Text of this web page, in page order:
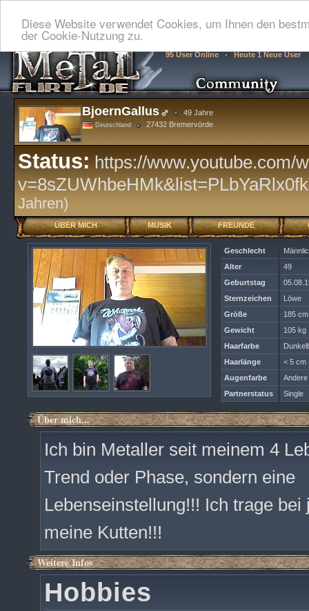
Diese Website verwendet Cookies, um Ihnen den
der Cookie-Nutzung zu.
95 User Online Heute 1 Neue User
BjoernGallus 49 Jahre
Deutschland 27432 Bremervörde
Status:https://www.youtube.com/
Jahren)
ÜBER MICH MUSIK FREUNDE
Geschlecht
Alter
49
Geburtstag
Sternzeichen
Löwe
Größe
185 cm
Gewicht
105 kg
Haarfarbe
Haarlänge
< 5 cm
Augenfarbe
Partnerstatus
Single
Über mich...
Ich bin Metaller seit meinem 4
Trend oder Phase, sondern eine
Lebenseinstellung!!! Ich trage
meine Kutten!!!
Weitere Infos
Hobbies